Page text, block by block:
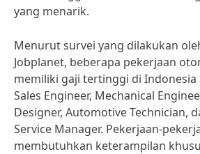
yang menarik.
Menurut survei yang dilakukan
Jobplanet, beberapa pekerjaan
memiliki gaji tertinggi di Indonesia
Sales Engineer, Mechanical
Designer, Automotive Technician,
Service Manager. Pekerjaan-
membutuhkan keterampilan